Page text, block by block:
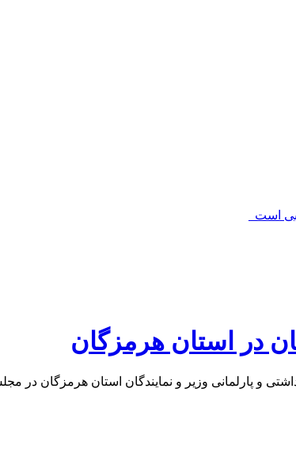
است_
در استان هرمزگان
پارلمانی وزیر و نمایندگان استان هرمزگان در